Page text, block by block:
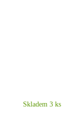
Skladem 3 ks